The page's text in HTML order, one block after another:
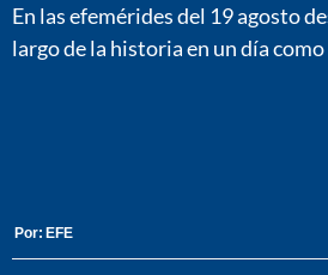
En las efemérides del 19 agosto
largo de la historia en un día como
Por: EFE